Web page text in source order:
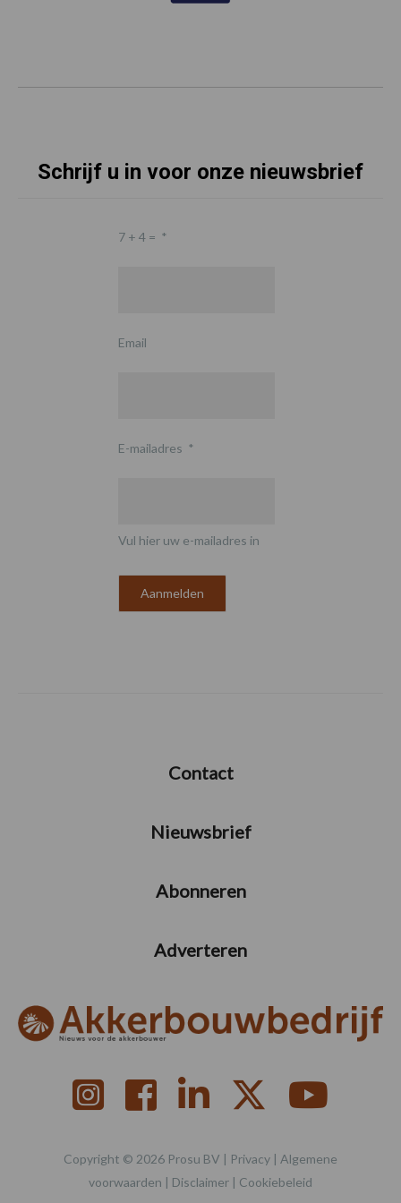
Schrijf u in voor onze nieuwsbrief
7 + 4 = *
Email
E-mailadres *
Vul hier uw e-mailadres in
Contact
Nieuwsbrief
Abonneren
Adverteren
Copyright © 2026 Prosu BV | Privacy | Algemene
voorwaarden | Disclaimer | Cookiebeleid